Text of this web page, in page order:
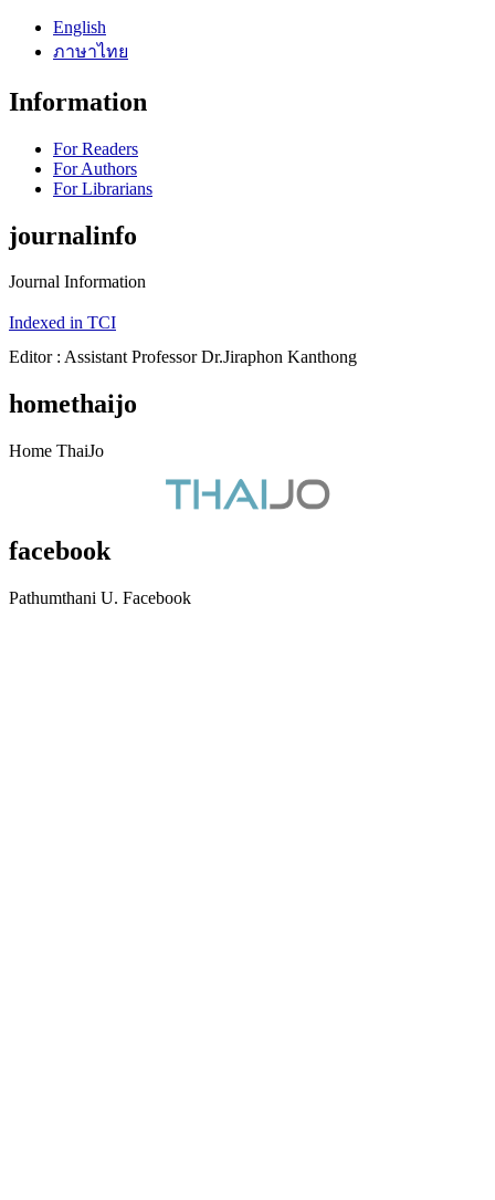
English
ภาษาไทย
Information
For Readers
For Authors
For Librarians
journalinfo
Journal Information
Indexed in TCI
Editor : Assistant Professor Dr.Jiraphon Kanthong
homethaijo
Home ThaiJo
facebook
Pathumthani U. Facebook